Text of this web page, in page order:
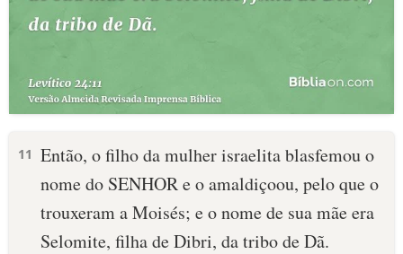
11 Então, o filho da mulher israelita blasfemou o
nome do SENHOR e o amaldiçoou, pelo que o
trouxeram a Moisés; e o nome de sua mãe era
Selomite, filha de Dibri, da tribo de Dã.